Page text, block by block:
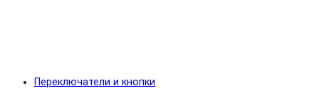
Переключатели и кнопки